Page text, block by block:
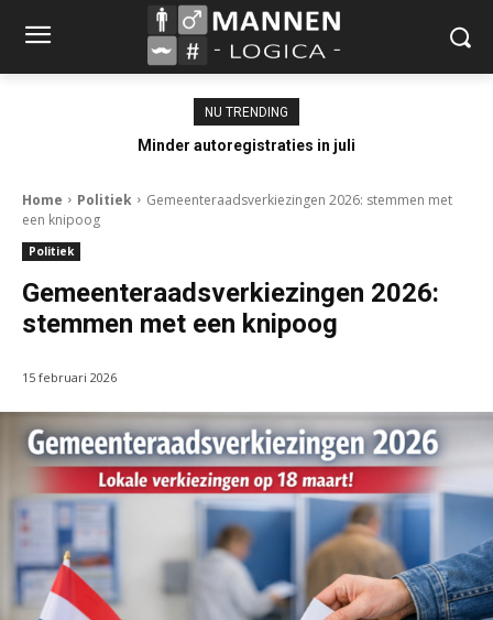
NU TRENDING
Minder autoregistraties in juli
Home Politiek
Gemeenteraadsverkiezingen 2026: stemmen met
een knipoog
Politiek
Gemeenteraadsverkiezingen 2026:
stemmen met een knipoog
15 februari 2026